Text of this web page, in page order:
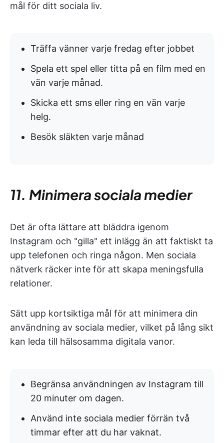
mål för ditt sociala liv.
Träffa vänner varje fredag efter jobbet
Spela ett spel eller titta på en film med en
vän varje månad.
Skicka ett sms eller ring en vän varje
helg.
Besök släkten varje månad
11. Minimera sociala medier
Det är ofta lättare att bläddra igenom
Instagram och "gilla" ett inlägg än att faktiskt ta
upp telefonen och ringa någon. Men sociala
nätverk räcker inte för att skapa meningsfulla
relationer.
Sätt upp kortsiktiga mål för att minimera din
användning av sociala medier, vilket på lång sikt
kan leda till hälsosamma digitala vanor.
Begränsa användningen av Instagram till
20 minuter om dagen.
Använd inte sociala medier förrän två
timmar efter att du har vaknat.